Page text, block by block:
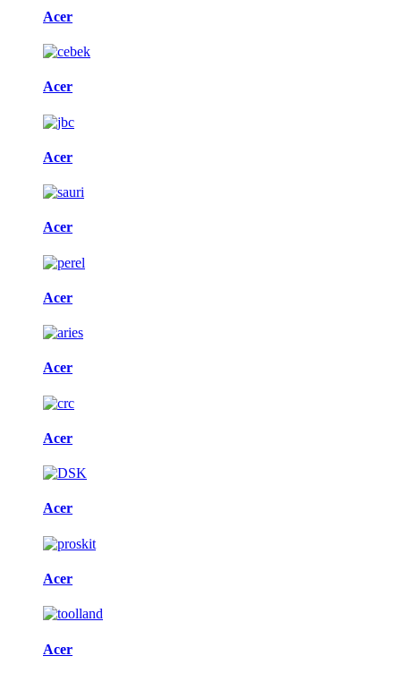
Acer
Acer
Acer
Acer
Acer
Acer
Acer
Acer
Acer
Acer